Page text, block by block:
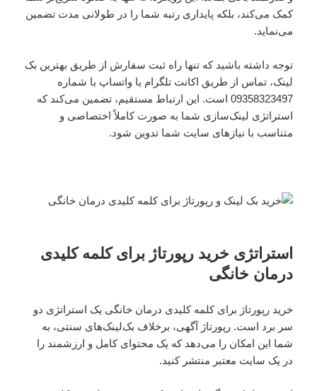
کمک می‌کند، بلکه پایداری رتبه شما را در طولانی مدت تضمین
می‌نماید.
توجه داشته باشید که تنها راه ثبت سفارش از طریق بهترین بک
لینک، تماس از طریق اکانت تلگرام یا واتساپ با شماره
09358323497 است. این ارتباط مستقیم، تضمین می‌کند که
استراتژی لینک‌سازی شما به صورت کاملاً اختصاصی و
متناسب با نیازهای سایت شما تدوین شود.
استراتژی خرید رپورتاژ برای کلمه کلیدی
درمان خانگی
خرید رپورتاژ برای کلمه کلیدی درمان خانگی یک استراتژی دو
سر برد است. رپورتاژ آگهی، برخلاف بک‌لینک‌های سنتی، به
شما این امکان را می‌دهد که یک محتوای کامل و ارزشمند را
در یک سایت معتبر منتشر کنید.